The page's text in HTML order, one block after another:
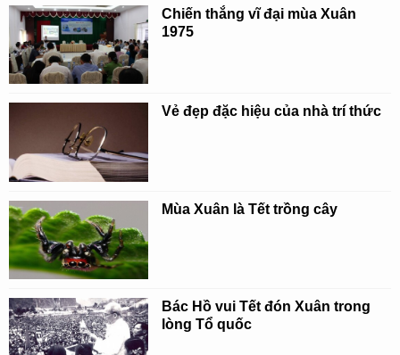
Chiến thắng vĩ đại mùa Xuân
1975
Vẻ đẹp đặc hiệu của nhà trí thức
Mùa Xuân là Tết trồng cây
Bác Hồ vui Tết đón Xuân trong
lòng Tổ quốc